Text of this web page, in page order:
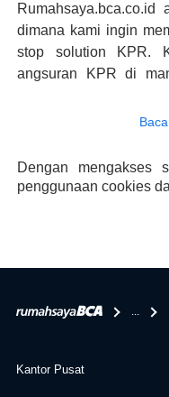
dimana kami ingin
stop solution KPR.
angsuran KPR di
konsultasi mengenai
memberikan
pengajuan KPR BCA
tentang properti
bertanggung jawab
Dengan mengakses
penggunaan cookies
...
Kantor Pusat